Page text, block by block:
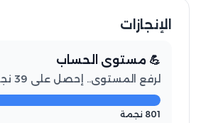
الإنجازات
💪 مستوى الحساب
لرفع المستوى.. إحصل على 39 نجمة
801 نجمة